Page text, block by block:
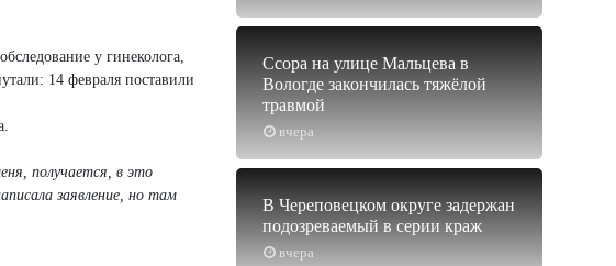
у гинеколога,
14 февраля поставили
получается, в это
заявление, но там
вчера
Ссора на улице Мальцева в
Вологде закончилась тяжёлой
травмой
вчера
В Череповецком округе задержан
подозреваемый в серии краж